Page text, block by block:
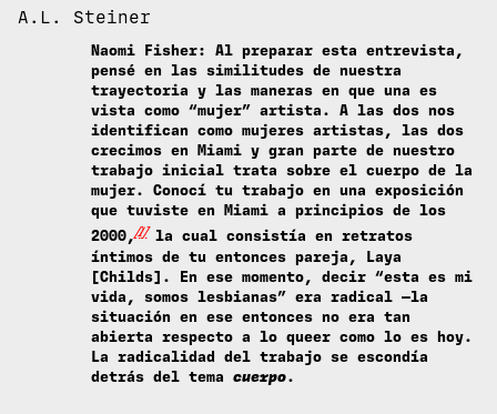
A.L. Steiner
Naomi Fisher: Al preparar esta entrevista,
pensé en las similitudes de nuestra
trayectoria y las maneras en que una es
vista como “mujer” artista. A las dos nos
identifican como mujeres artistas, las dos
crecimos en Miami y gran parte de nuestro
trabajo inicial trata sobre el cuerpo de la
mujer. Conocí tu trabajo en una exposición
que tuviste en Miami a principios de los
2000,[1]la cual consistía en retratos
íntimos de tu entonces pareja, Laya
[Childs]. En ese momento, decir “esta es mi
vida, somos lesbianas” era radical —la
situación en ese entonces no era tan
abierta respecto a lo queer como lo es hoy.
La radicalidad del trabajo se escondía
detrás del temacuerpo.